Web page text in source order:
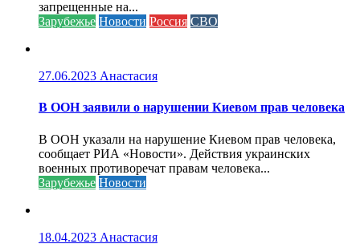
запрещенные на...
Зарубежье Новости Россия СВО
27.06.2023 Анастасия
В ООН заявили о нарушении Киевом прав человека
В ООН указали на нарушение Киевом прав человека,
сообщает РИА «Новости». Действия украинских
военных противоречат правам человека...
Зарубежье Новости
18.04.2023 Анастасия